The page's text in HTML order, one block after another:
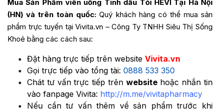
Mua Sản Phẩm viên uống Tinh dầu Tỏi HEVI Tại Hà Nội
(HN) và trên toàn quốc: Quý khách hàng có thể mua sản
phẩm trực tuyến tại Vivita.vn – Công Ty TNHH Siêu Thị Sống
Khoẻ bằng các cách sau:
Đặt hàng trực tiếp trên website Vivita.vn
Gọi trực tiếp vào tổng tài: 0888 533 350
Chát tư vấn trực tiếp trên websitehoặc nhắn tin
vào fanpage Vivita: http://m.me/vivitapharmacy
Nếu cần tư vấn thêm về sản phẩm trước khi